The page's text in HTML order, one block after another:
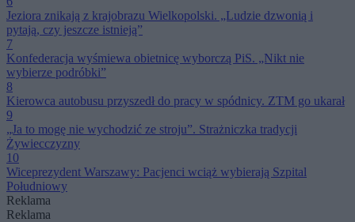
Jeziora znikają z krajobrazu Wielkopolski. „Ludzie dzwonią i
pytają, czy jeszcze istnieją”
7
Konfederacja wyśmiewa obietnicę wyborczą PiS. „Nikt nie
wybierze podróbki”
8
Kierowca autobusu przyszedł do pracy w spódnicy. ZTM go ukarał
9
„Ja to mogę nie wychodzić ze stroju”. Strażniczka tradycji
Żywiecczyzny
10
Wiceprezydent Warszawy: Pacjenci wciąż wybierają Szpital
Południowy
Reklama
Reklama